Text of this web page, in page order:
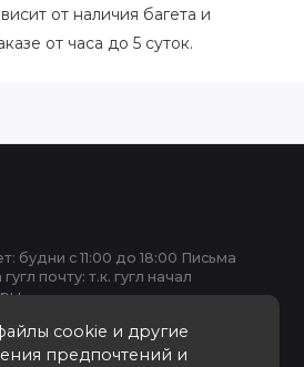
от наличия багета и
от часа до 5 суток.
cookie и другие
предпочтений и
будни с 11:00 до 18:00 Письма
почту: т.к. гугл начал